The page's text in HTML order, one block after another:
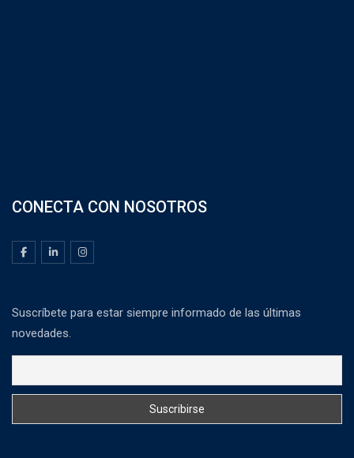
CONECTA CON NOSOTROS
Suscríbete para estar siempre informado de las últimas
novedades.